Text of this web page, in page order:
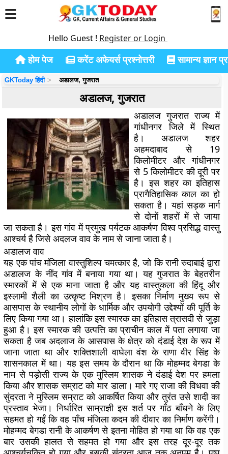
Hello Guest ! Register or Login
होम पेज करेंट अफेयर्स प्रश्नोत्तरी सामान्य ज्ञान
GKToday हिंदी अडालज, गुजरात
अडालज, गुजरात
अडालज गुजरात राज्य में
गांधीनगर जिले में स्थित
है। अडालज शहर
अहमदाबाद से 19
किलोमीटर और गांधीनगर
से 5 किलोमीटर की दूरी पर
है। इस शहर का इतिहास
प्रागैतिहासिक काल का हो
सकता है। यहां सड़क मार्ग
से दोनों शहरों में से जाया
जा सकता है। इस गांव में प्रमुख पर्यटक आकर्षण विश्व प्रसिद्ध वास्तु
आश्चर्य है जिसे अदलज वाव के नाम से जाना जाता है।
अडालज वाव
यह एक पांच मंजिला वास्तुशिल्प चमत्कार है, जो कि रानी रुदाबाई द्वारा
अडालज के नींद गांव में बनाया गया था। यह गुजरात के बेहतरीन
स्मारकों में से एक माना जाता है और यह वास्तुकला की हिंदू और
इस्लामी शैली का उत्कृष्ट मिश्रण है। इसका निर्माण मुख्य रूप से
आसपास के स्थानीय लोगों के धार्मिक और उपयोगी उद्देश्यों की पूर्ति के
लिए किया गया था। हालांकि इस स्मारक का इतिहास त्रासदी से जुड़ा
हुआ है। इस स्मारक की उत्पत्ति का प्राचीन काल में पता लगाया जा
सकता है जब अदलाज के आसपास के क्षेत्र को दंडाई देश के रूप में
जाना जाता था और शक्तिशाली वाघेला वंश के राणा वीर सिंह के
शासनकाल में था। यह इस समय के दौरान था कि मोहम्मद बेगडा के
नाम से पड़ोसी राज्य के एक मुस्लिम शासक ने दंडाई देश पर हमला
किया और शासक सम्राट को मार डाला। मारे गए राजा की विधवा की
सुंदरता ने मुस्लिम सम्राट को आकर्षित किया और तुरंत उसे शादी का
प्रस्ताव भेजा। निर्धारित साम्राज्ञी इस शर्त पर गाँठ बाँधने के लिए
सहमत हो गईं कि वह पाँच मंजिला कदम की दीवार का निर्माण करेंगी।
मोहम्मद बेगडा रानी के आकर्षण से इतना मोहित हो गया था कि वह एक
बार उसकी हालत से सहमत हो गया और इस तरह दूर-दूर तक